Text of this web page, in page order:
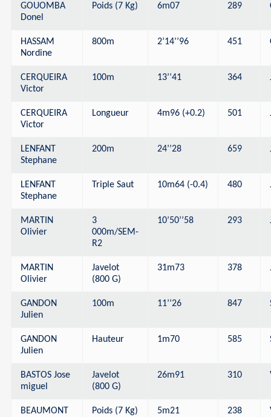
GOUOMBA
Donel
Poids (7 Kg) 6m07 289
HASSAM
Nordine
800m 2’14’’96 451
CERQUEIRA
Victor
100m 13’’41 364
CERQUEIRA
Victor
Longueur 4m96 (+0.2) 501
LENFANT
Stephane
200m 24’’28 659
LENFANT
Stephane
Triple Saut 10m64 (-0.4) 480
MARTIN
Olivier
3
000m/SEM-
R2
10’50’’58 293
MARTIN
Olivier
Javelot
(800 G)
31m73 378
GANDON
Julien
100m 11’’26 847
GANDON
Julien
Hauteur 1m70 585
BASTOS Jose
miguel
Javelot
(800 G)
26m91 310
BEAUMONT
Poids (7 Kg) 5m21 238